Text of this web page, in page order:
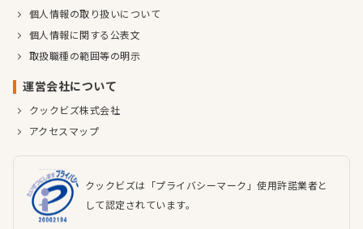
個人情報の取り扱いについて
個人情報に関する公表文
取扱職種の範囲等の明示
運営会社について
クックビズ株式会社
アクセスマップ
クックビズは「プライバシーマーク」使用許諾業者と
して認定されています。